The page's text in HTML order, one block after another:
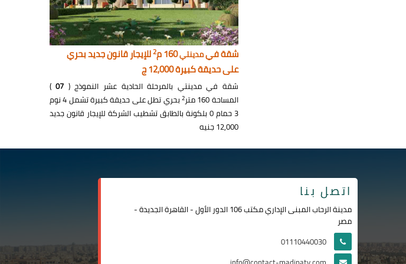
شقة فيمدينتي160 م 2للإيجار قانون جديد بحري
على حديقة كبيرة 12,000 ج
شقة في مدينتي بالمرحلة الحادية عشر النموذج ( 07
)
المساحة 160 متر
2
بحري تطل على حديقة كبيرة تشمل 4 نوم
3 حمام 0 بلكونة بالطابق تشطيب الشركة للإيجار قانون جديد
12,000 جنيه
اتصل بنا
مدينة الرحاب المبنى الإداري مكتب 106 الدور الأول - القاهرة الجديدة -
مصر
01110440030